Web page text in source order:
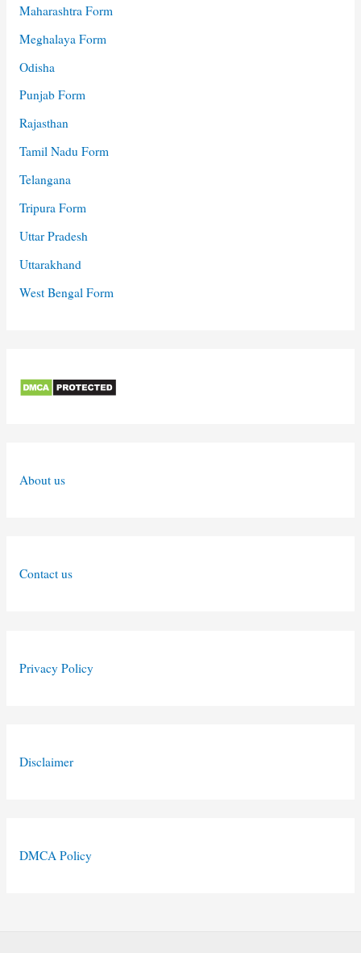
Maharashtra Form
Meghalaya Form
Odisha
Punjab Form
Rajasthan
Tamil Nadu Form
Telangana
Tripura Form
Uttar Pradesh
Uttarakhand
West Bengal Form
About us
Contact us
Privacy Policy
Disclaimer
DMCA Policy